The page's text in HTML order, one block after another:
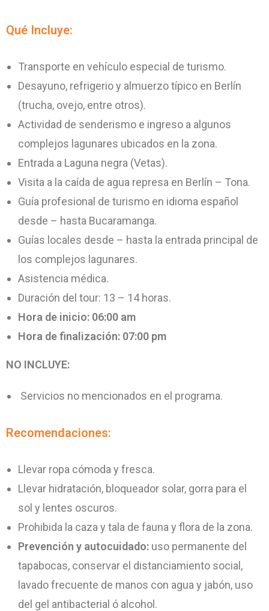
Qué Incluye:
Transporte en vehículo especial de turismo.
Desayuno, refrigerio y almuerzo típico en Berlín
(trucha, ovejo, entre otros).
Actividad de senderismo e ingreso a algunos
complejos lagunares ubicados en la zona.
Entrada a Laguna negra (Vetas).
Visita a la caída de agua represa en Berlín – Tona.
Guía profesional de turismo en idioma español
desde – hasta Bucaramanga.
Guías locales desde – hasta la entrada principal de
los complejos lagunares.
Asistencia médica.
Duración del tour: 13 – 14 horas.
Hora de inicio: 06:00 am
Hora de finalización: 07:00 pm
NO INCLUYE:
Servicios no mencionados en el programa.
Recomendaciones:
Llevar ropa cómoda y fresca.
Llevar hidratación, bloqueador solar, gorra para el
sol y lentes oscuros.
Prohibida la caza y tala de fauna y flora de la zona.
Prevención y autocuidado: uso permanente del
tapabocas, conservar el distanciamiento social,
lavado frecuente de manos con agua y jabón, uso
del gel antibacterial ó alcohol.